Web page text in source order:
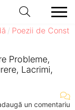
Poezii de
Probleme,
Lacrimi,
un comentariu